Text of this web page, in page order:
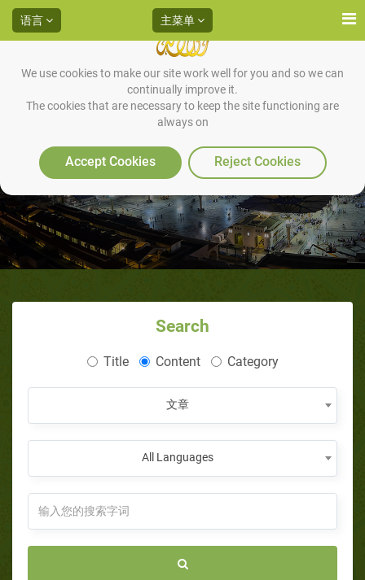
We use cookies to make our site work well for you and so we can
continually improve it.
The cookies that are necessary to keep the site functioning are
always on
Accept Cookies Reject Cookies
语言 主菜单
印度教与伊斯兰宗教对比
（4/4）：其他区别
Search
Title Content Category
文章
All Languages